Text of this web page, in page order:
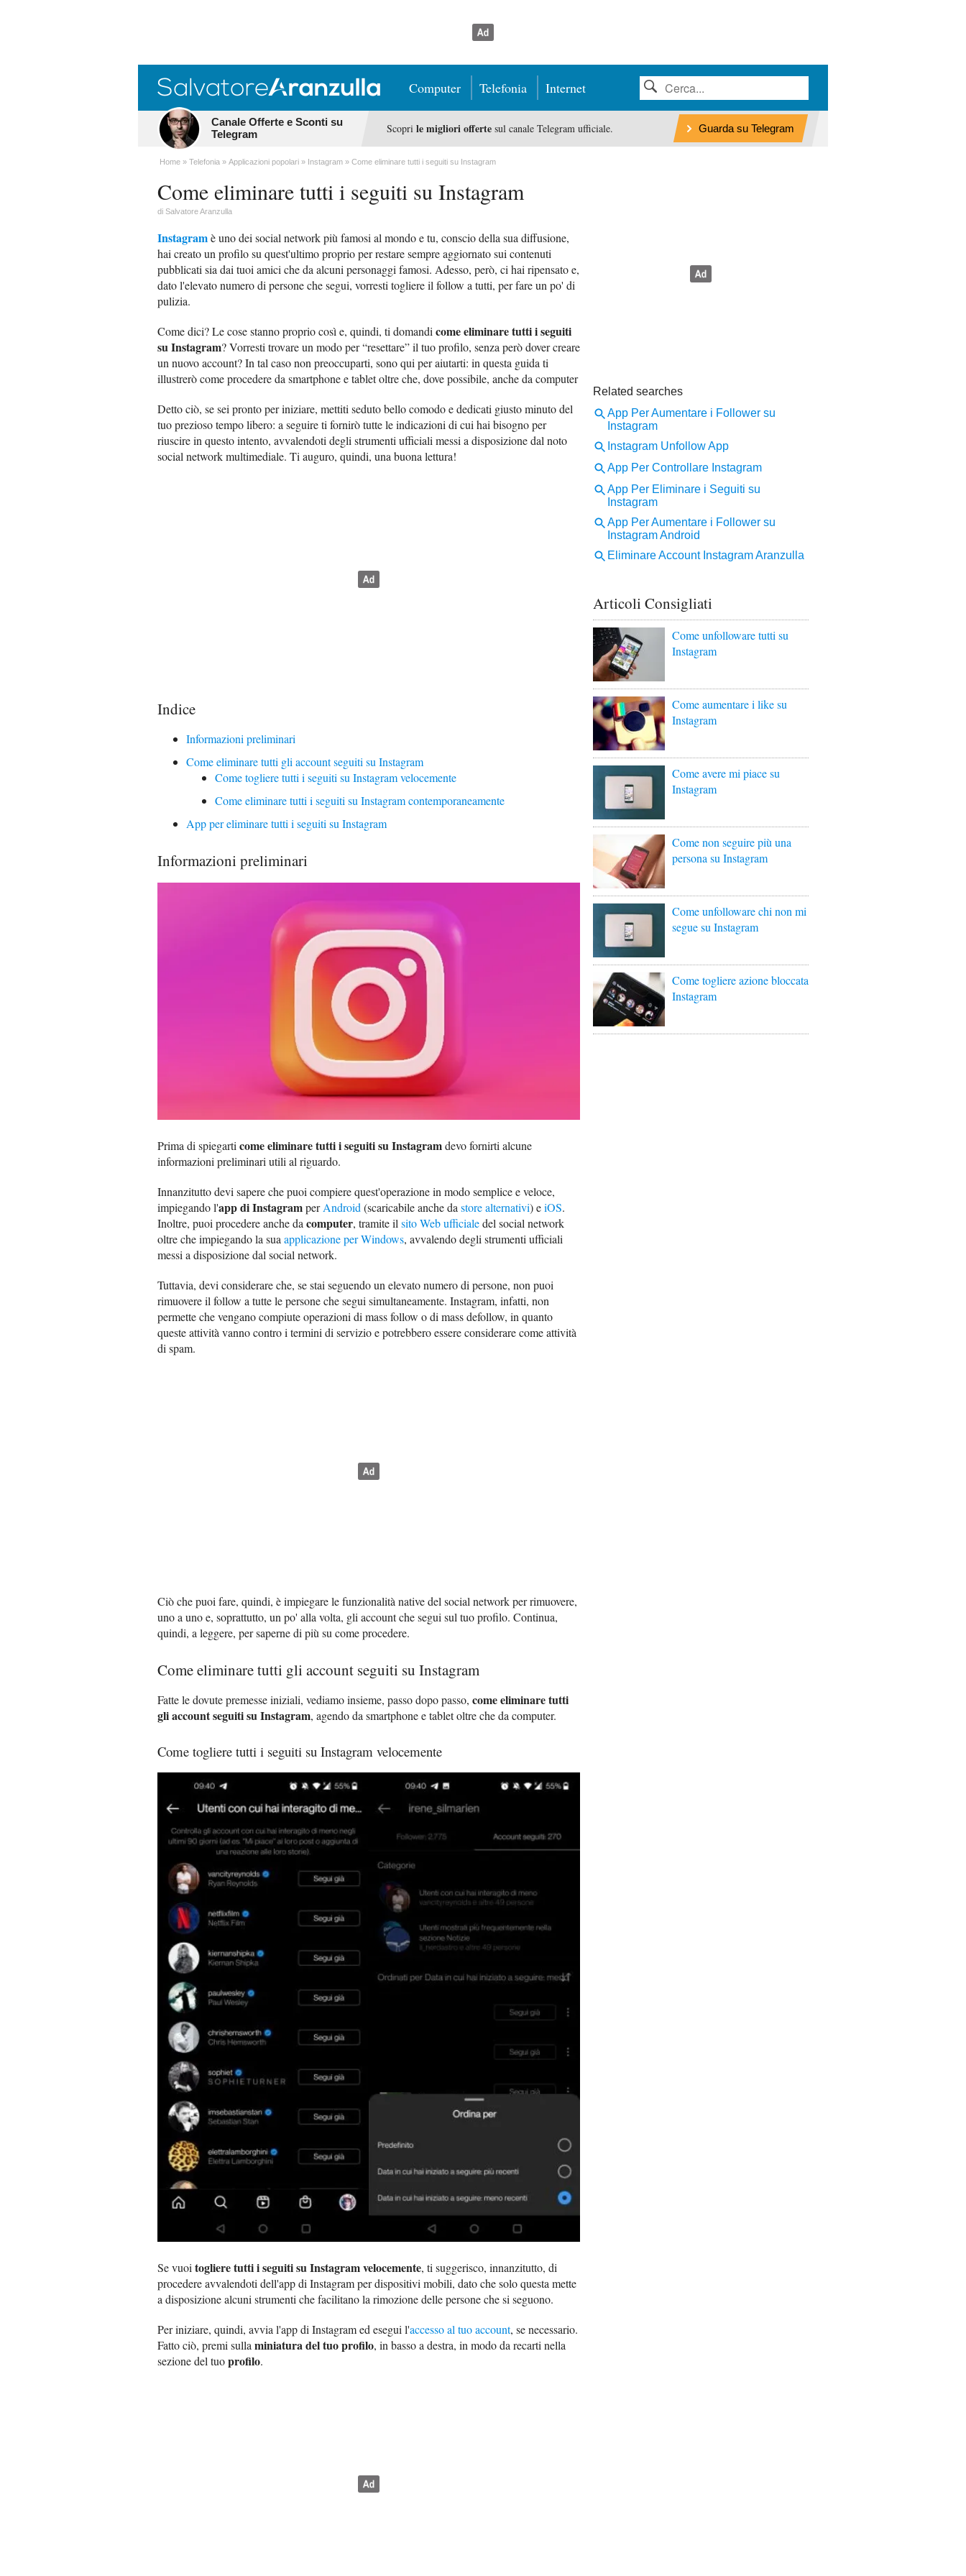
Computer Telefonia Internet
Canale Offerte e Sconti su
Telegram
Scopri le migliori offertesul canale Telegram ufficiale. Guarda su Telegram
Home Telefonia Applicazioni popolari Instagram Come eliminare tutti i seguiti su Instagram
Come eliminare tutti i seguiti su Instagram
di Salvatore Aranzulla
Instagramè uno dei social network più famosi al mondo e tu, conscio della sua diffusione,
hai creato un profilo su quest'ultimo proprio per restare sempre aggiornato sui contenuti
pubblicati sia dai tuoi amici che da alcuni personaggi famosi. Adesso, però, ci hai ripensato e,
dato l'elevato numero di persone che segui, vorresti togliere il follow a tutti, per fare un po' di
pulizia.
Come dici? Le cose stanno proprio così e, quindi, ti domandi come eliminare tutti i seguiti
su Instagram? Vorresti trovare un modo per “resettare” il tuo profilo, senza però dover creare
un nuovo account? In tal caso non preoccuparti, sono qui per aiutarti: in questa guida ti
illustrerò come procedere da smartphone e tablet oltre che, dove possibile, anche da computer
Detto ciò, se sei pronto per iniziare, mettiti seduto bello comodo e dedicati giusto minuto del
tuo prezioso tempo libero: a seguire ti fornirò tutte le indicazioni di cui hai bisogno per
riuscire in questo intento, avvalendoti degli strumenti ufficiali messi a disposizione dal noto
social network multimediale. Ti auguro, quindi, una buona lettura!
Indice
Informazioni preliminari
Come eliminare tutti gli account seguiti su Instagram
Come togliere tutti i seguiti su Instagram velocemente
Come eliminare tutti i seguiti su Instagram contemporaneamente
App per eliminare tutti i seguiti su Instagram
Informazioni preliminari
Prima di spiegarti come eliminare tutti i seguiti su Instagramdevo fornirti alcune
informazioni preliminari utili al riguardo.
Innanzitutto devi sapere che puoi compiere quest'operazione in modo semplice e veloce,
impiegando l'app di InstagramperAndroid (scaricabile anche da store alternativi) eiOS.
Inoltre, puoi procedere anche da computer, tramite il sito Web ufficialedel social network
oltre che impiegando la sua applicazione per Windows, avvalendo degli strumenti ufficiali
messi a disposizione dal social network.
Tuttavia, devi considerare che, se stai seguendo un elevato numero di persone, non puoi
rimuovere il follow a tutte le persone che segui simultaneamente. Instagram, infatti, non
permette che vengano compiute operazioni di mass follow o di mass defollow, in quanto
queste attività vanno contro i termini di servizio e potrebbero essere considerare come attività
di spam.
Ciò che puoi fare, quindi, è impiegare le funzionalità native del social network per rimuovere,
uno a uno e, soprattutto, un po' alla volta, gli account che segui sul tuo profilo. Continua,
quindi, a leggere, per saperne di più su come procedere.
Come eliminare tutti gli account seguiti su Instagram
Fatte le dovute premesse iniziali, vediamo insieme, passo dopo passo, come eliminare tutti
gli account seguiti su Instagram, agendo da smartphone e tablet oltre che da computer.
Come togliere tutti i seguiti su Instagram velocemente
Se vuoitogliere tutti i seguiti su Instagram velocemente, ti suggerisco, innanzitutto, di
procedere avvalendoti dell'app di Instagram per dispositivi mobili, dato che solo questa mette
a disposizione alcuni strumenti che facilitano la rimozione delle persone che si seguono.
Per iniziare, quindi, avvia l'app di Instagram ed esegui l'accesso al tuo account, se necessario.
Fatto ciò, premi sullaminiatura del tuo profilo, in basso a destra, in modo da recarti nella
sezione del tuoprofilo.
Articoli Consigliati
Come unfolloware tutti su
Instagram
Come aumentare i like su
Instagram
Come avere mi piace su
Instagram
Come non seguire più una
persona su Instagram
Come unfolloware chi non mi
segue su Instagram
Come togliere azione bloccata
Instagram